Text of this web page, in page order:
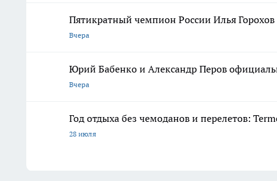
Пятикратный чемпион России Илья Горохов
Вчера
Юрий Бабенко и Александр Перов
Вчера
Год отдыха без чемоданов и перелетов:
28 июля